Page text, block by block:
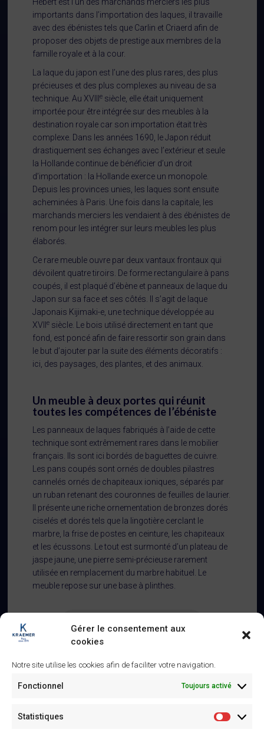
Gérer le consentement aux
cookies
Notre site utilise les cookies afin de faciliter votre navigation.
Fonctionnel Toujours activé
Statistiques
importants dans l’importation des laques, il travaille
avec des ébénistes tels que Carlin et Criaerd afin de
proposer des objets de prestige aux membres de la
famille royale et à la cour.
La laque du japon est l’une des plus rares, des plus
précieuses et des plus complexes au niveau de sa
technique. Au XVIII
e siècle, elle était uniquement
importée pour être intégrée sur des meubles à la
destination royale car son importation était très
complexe. Dans les années 1690, le Japon réduit
drastiquement ses échanges avec l’extérieur et seule
la Hollande continue de bénéficier d’un droit
d’importation : la Hollande exerce un monopole.
Depuis les provinces unies, les laques sont ensuite
acheminées à Paris. Une fois dans la capitale, les
marchands merciers les vendaient à des ébénistes de
renom pour les intégrer sur leurs meubles les plus
élaborés.
Ce rare meuble ouvre par deux vantaux frontaux qui
dévoilent quatre tiroirs. De forme rectangulaire à pans
coupés, il est plaqué d’ébène et panneaux de laque du
Japon sur sa face et ses côtés. Il s’agit de laque
Japonais Kijimaki-e, une technique développée au
XVII e siècle. Le bois utilisé directement en tant que
fond, est poncé afin de faire ressortir son grain dans
le but d’ajouter par la suite des éléments décoratifs :
ici, des paysages, des plantes, et des animaux.
Un meuble à deux portes qui réunit
toutes les compétences de l’ébéniste
Les panneaux de laques fabriqués à l’aide de cette
technique sont extrêmement rares dans le mobilier
français. Ils sont ici bordés de baguettes de cuivre.
Les pans coupés sont ornés de doubles pilastres
cannelés ornés de chapiteaux ioniques, séparés par
un ruban retenant des couronnes de feuilles de laurier.
Il présente une riche ornementation de bronzes dorés
ciselés et dorés tels que la lingotière cerclant le
marbre, la frise de postes en ceinture, les chapiteaux
et les écussons. Le tout est surmonté d’un plateau de
jaspe jaune, une pierre semi-précieuse rarement
utilisée en remplacement du marbre habituel. Le
meuble repose sur une base à plinthes.
Revenir à la liste des œuvres
Similaire